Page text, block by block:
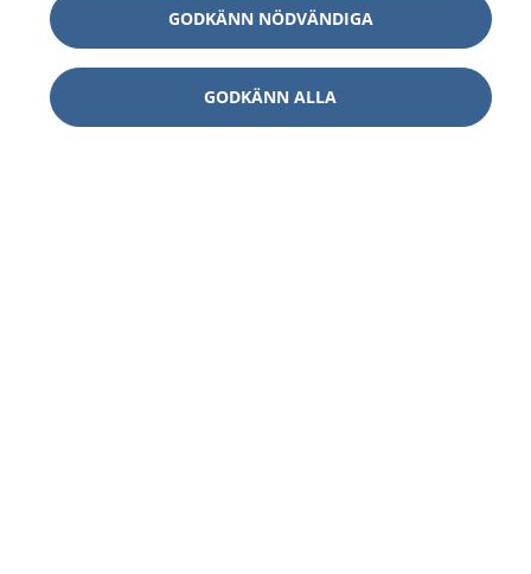
GODKÄNN NÖDVÄNDIGA
GODKÄNN ALLA